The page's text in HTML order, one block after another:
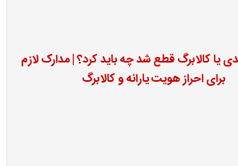
یا کالابرگ قطع شد چه باید کرد؟ | مدارک لازم
برای احراز هویت یارانه و کالابرگ